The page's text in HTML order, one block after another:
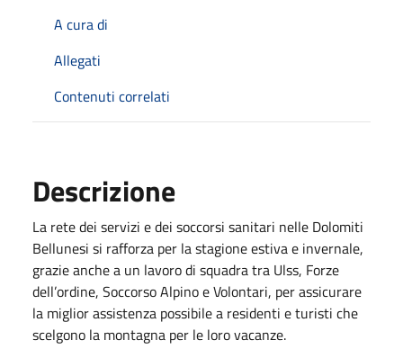
A cura di
Allegati
Contenuti correlati
Descrizione
La rete dei servizi e dei soccorsi sanitari nelle Dolomiti
Bellunesi si rafforza per la stagione estiva e invernale,
grazie anche a un lavoro di squadra tra Ulss, Forze
dell’ordine, Soccorso Alpino e Volontari, per assicurare
la miglior assistenza possibile a residenti e turisti che
scelgono la montagna per le loro vacanze.